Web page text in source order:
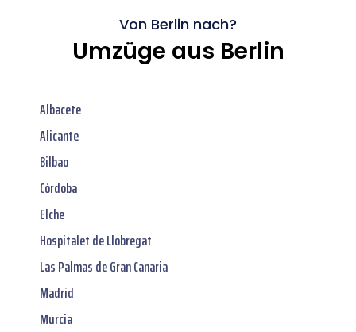
Von Berlin nach?
Umzüge aus Berlin
Albacete
Alicante
Bilbao
Córdoba
Elche
Hospitalet de Llobregat
Las Palmas de Gran Canaria
Madrid
Murcia